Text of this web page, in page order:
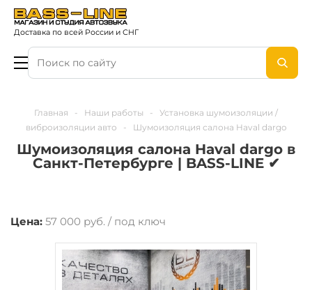
Доставка по всей России и СНГ
Главная - Наши работы -
Установка шумоизоляции /
виброизоляции авто
- Шумоизоляция салона Haval dargo
Шумоизоляция салона Haval dargo в
Санкт-Петербурге | BASS-LINE ✔
Цена: 57 000 руб. / под ключ